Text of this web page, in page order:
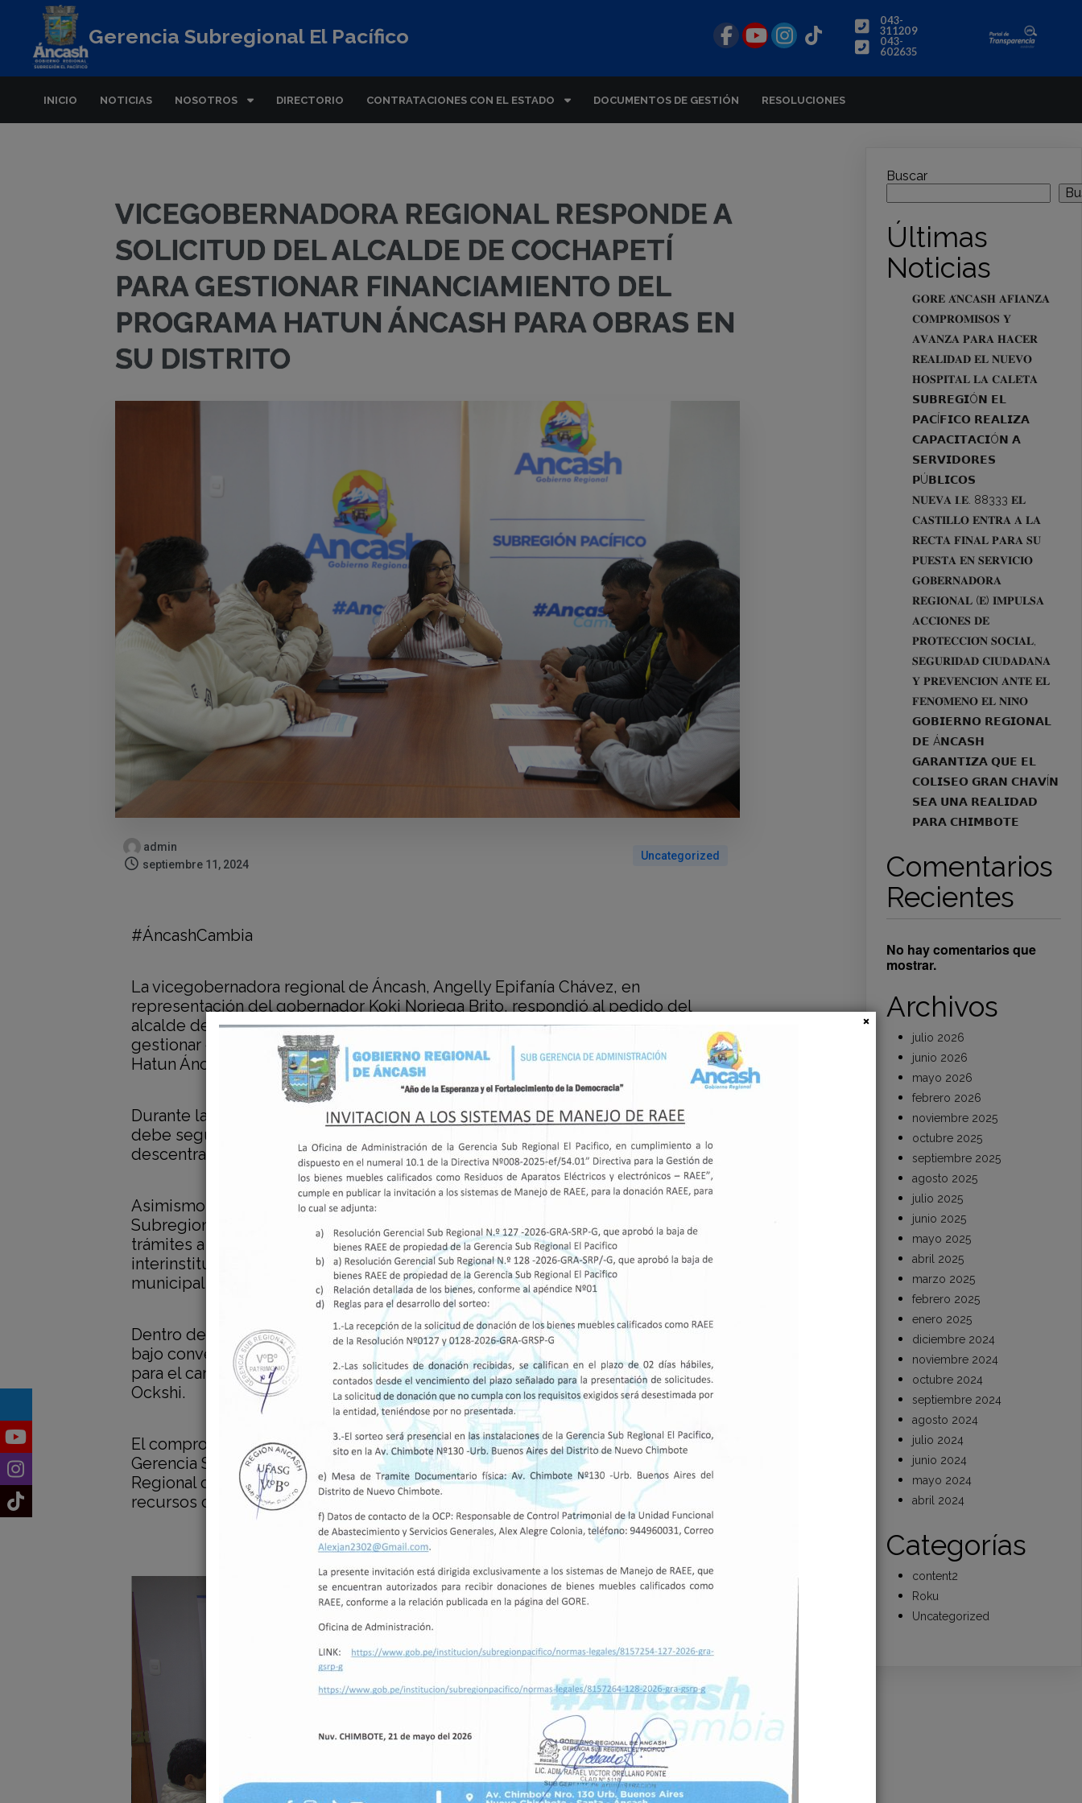
Gerencia Subregional El Pacífico
043-
311209
043-
602635
INICIO NOTICIAS NOSOTROS DIRECTORIO CONTRATACIONES CON EL ESTADO DOCUMENTOS DE GESTIÓN RESOLUCIONES
VICEGOBERNADORA REGIONAL RESPONDE A
SOLICITUD DEL ALCALDE DE COCHAPETÍ
PARA GESTIONAR FINANCIAMIENTO DEL
PROGRAMA HATUN ÁNCASH PARA OBRAS EN
SU DISTRITO
admin
septiembre 11, 2024
Uncategorized
#ÁncashCambia
La vicegobernadora regional de Áncash, Angelly Epifanía Chávez, en
representación del gobernador Koki Noriega Brito, respondió al pedido del
alcalde del distrito de Cochapetí (Huarmey), César Gilio Monsalve, para
gestionar el financiamiento de obras en su jurisdicción, a través del programa
Hatun Áncash.
Durante la reunión, la autoridad regional informó sobre los procesos que se
debe seguir para poder ser incluidos dentro de la estrategia de
descentralización de los recursos públicos de inversiones.
Asimismo, la asistencia técnica estuvo a cargo del titular de la Gerencia
Subregional El Pacífico, Raúl Blas Cotrina, quien brindó información sobre los
trámites a seguir en caso se solicite un convenio de cooperación
interinstitucional para futuras obras en la zona que superen el presupuesto
municipal.
Dentro de los pedidos que el burgomaestre de Cochapetí pretende financiar
bajo convenio de cooperación son la construcción de infraestructura hidráulica
para el canal Carpa del centro poblado de San Isidro, así como del canal de
Ockshi.
El compromiso demostrado por la vicegobernadora regional y el titular de la
Gerencia Subregional El Pacífico demuestra el apoyo continuo del Gobierno
Regional de Áncash hacia el desarrollo de las comunidades con menos
recursos de inversión.
Buscar
Últimas
Noticias
𝐆𝐎𝐑𝐄 𝐀́𝐍𝐂𝐀𝐒𝐇 𝐀𝐅𝐈𝐀𝐍𝐙𝐀
𝐂𝐎𝐌𝐏𝐑𝐎𝐌𝐈𝐒𝐎𝐒 𝐘
𝐀𝐕𝐀𝐍𝐙𝐀 𝐏𝐀𝐑𝐀 𝐇𝐀𝐂𝐄𝐑
𝐑𝐄𝐀𝐋𝐈𝐃𝐀𝐃 𝐄𝐋 𝐍𝐔𝐄𝐕𝐎
𝐇𝐎𝐒𝐏𝐈𝐓𝐀𝐋 𝐋𝐀 𝐂𝐀𝐋𝐄𝐓𝐀
𝗦𝗨𝗕𝗥𝗘𝗚𝗜Ó𝗡 𝗘𝗟
𝗣𝗔𝗖Í𝗙𝗜𝗖𝗢 𝗥𝗘𝗔𝗟𝗜𝗭𝗔
𝗖𝗔𝗣𝗔𝗖𝗜𝗧𝗔𝗖𝗜Ó𝗡 𝗔
𝗦𝗘𝗥𝗩𝗜𝗗𝗢𝗥𝗘𝗦
𝗣Ú𝗕𝗟𝗜𝗖𝗢𝗦
𝐍𝐔𝐄𝐕𝐀 𝐈.𝐄. 88333 𝐄𝐋
𝐂𝐀𝐒𝐓𝐈𝐋𝐋𝐎 𝐄𝐍𝐓𝐑𝐀 𝐀 𝐋𝐀
𝐑𝐄𝐂𝐓𝐀 𝐅𝐈𝐍𝐀𝐋 𝐏𝐀𝐑𝐀 𝐒𝐔
𝐏𝐔𝐄𝐒𝐓𝐀 𝐄𝐍 𝐒𝐄𝐑𝐕𝐈𝐂𝐈𝐎
𝐆𝐎𝐁𝐄𝐑𝐍𝐀𝐃𝐎𝐑𝐀
𝐑𝐄𝐆𝐈𝐎𝐍𝐀𝐋 (𝐄) 𝐈𝐌𝐏𝐔𝐋𝐒𝐀
𝐀𝐂𝐂𝐈𝐎𝐍𝐄𝐒 𝐃𝐄
𝐏𝐑𝐎𝐓𝐄𝐂𝐂𝐈𝐎́𝐍 𝐒𝐎𝐂𝐈𝐀𝐋,
𝐒𝐄𝐆𝐔𝐑𝐈𝐃𝐀𝐃 𝐂𝐈𝐔𝐃𝐀𝐃𝐀𝐍𝐀
𝐘 𝐏𝐑𝐄𝐕𝐄𝐍𝐂𝐈𝐎́𝐍 𝐀𝐍𝐓𝐄 𝐄𝐋
𝐅𝐄𝐍𝐎́𝐌𝐄𝐍𝐎 𝐄𝐋 𝐍𝐈𝐍̃𝐎
𝗚𝗢𝗕𝗜𝗘𝗥𝗡𝗢 𝗥𝗘𝗚𝗜𝗢𝗡𝗔𝗟
𝗗𝗘 Á𝗡𝗖𝗔𝗦𝗛
𝗚𝗔𝗥𝗔𝗡𝗧𝗜𝗭𝗔 𝗤𝗨𝗘 𝗘𝗟
𝗖𝗢𝗟𝗜𝗦𝗘𝗢 𝗚𝗥𝗔𝗡 𝗖𝗛𝗔𝗩Í𝗡
𝗦𝗘𝗔 𝗨𝗡𝗔 𝗥𝗘𝗔𝗟𝗜𝗗𝗔𝗗
𝗣𝗔𝗥𝗔 𝗖𝗛𝗜𝗠𝗕𝗢𝗧𝗘
Comentarios
Recientes
No hay comentarios que
mostrar.
Archivos
julio 2026
junio 2026
mayo 2026
febrero 2026
noviembre 2025
octubre 2025
septiembre 2025
agosto 2025
julio 2025
junio 2025
mayo 2025
abril 2025
marzo 2025
febrero 2025
enero 2025
diciembre 2024
noviembre 2024
octubre 2024
septiembre 2024
agosto 2024
julio 2024
junio 2024
mayo 2024
abril 2024
Categorías
content2
Roku
Uncategorized